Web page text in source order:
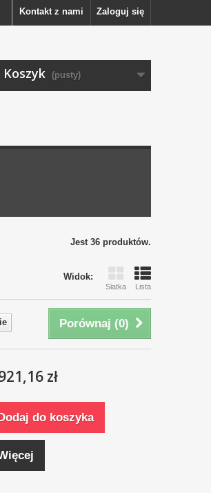
Zaloguj się
Kontakt z nami
Koszyk (pusty)
Jest 36 produktów.
Widok:
Siatka Lista
Porównaj (0)
zł
do koszyka